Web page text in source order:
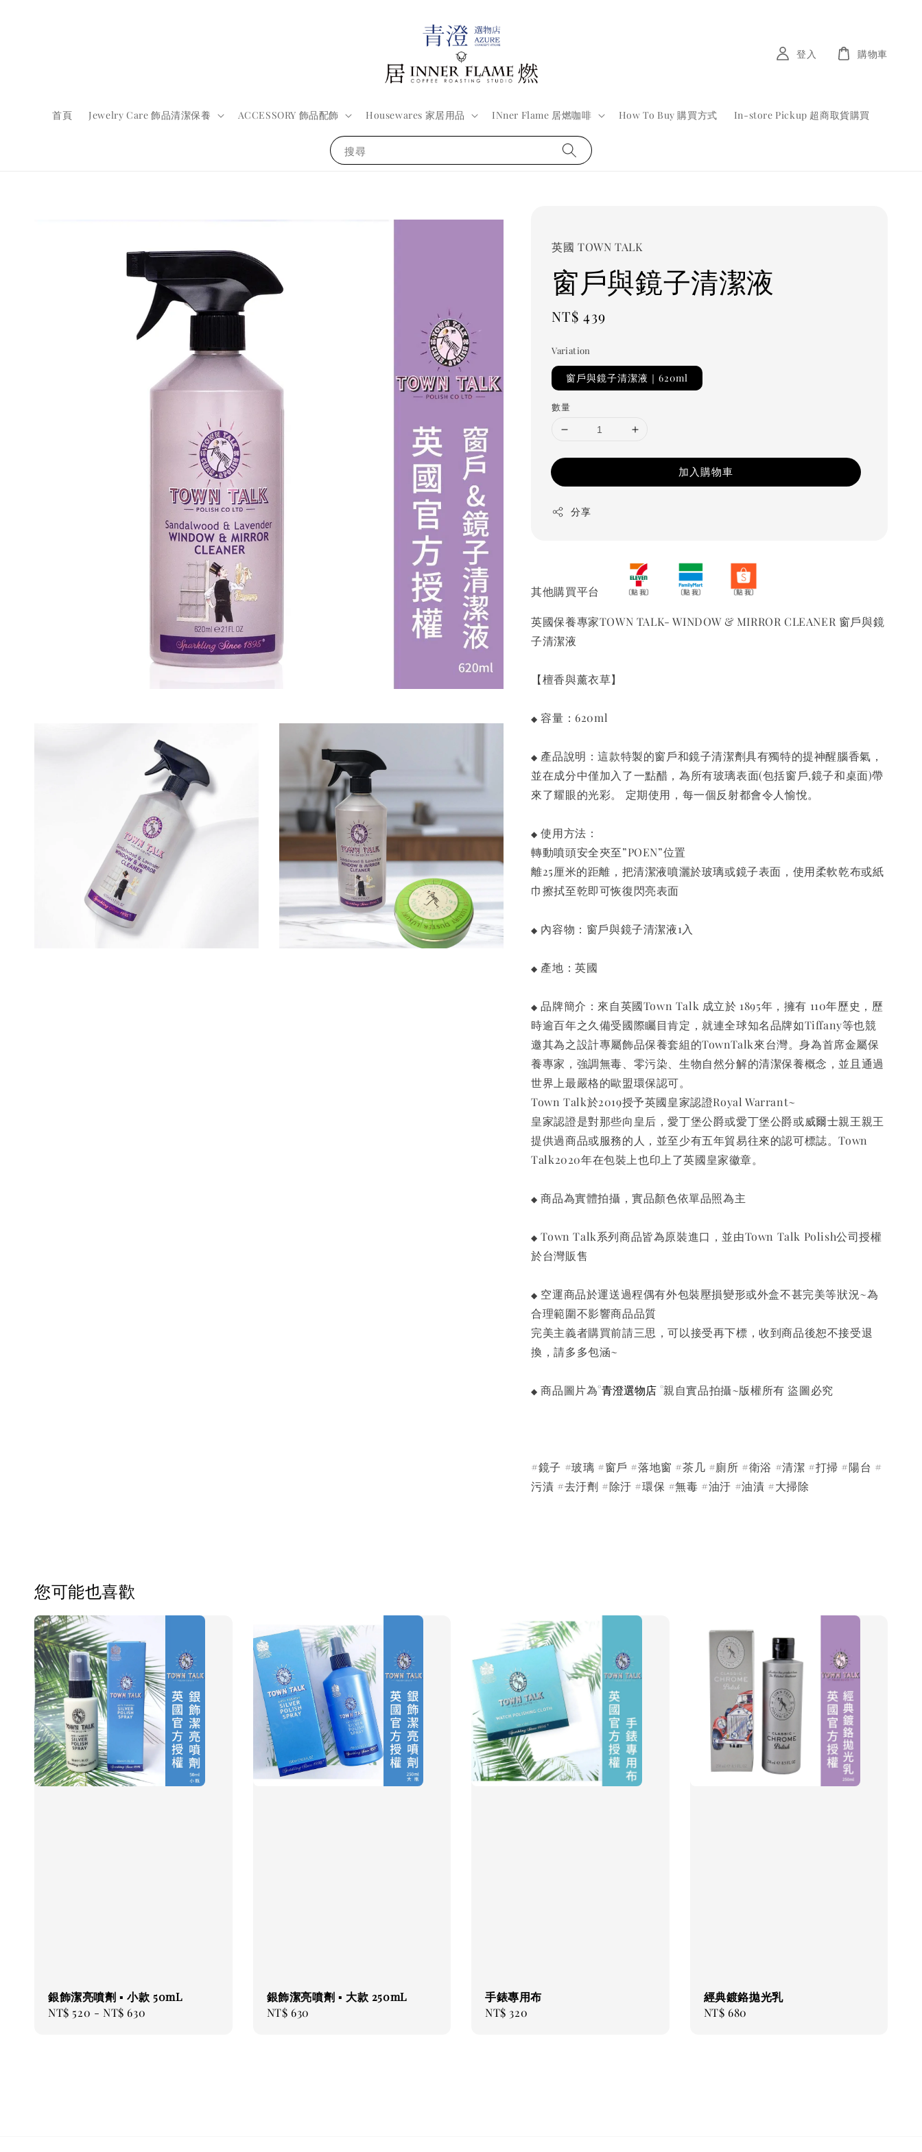
搜尋
首頁 Jewelry Care 飾品清潔保養 ACCESSORY 飾品配飾 Housewares 家居用品 INner Flame 居燃咖啡 How To Buy 購買方式 In-store Pickup 超商取貨購買
登入 購物車
英國 TOWN TALK
窗戶與鏡子清潔液
Regular
NT$ 439
Variation
窗戶與鏡子清潔液｜620ml
數量
加入購物車
分享
其他購買平台
英國保養專家TOWN TALK- WINDOW & MIRROR CLEANER 窗戶與鏡
子清潔液
【檀香與薰衣草】
◆ 容量：620ml
◆ 產品說明：這款特製的窗戶和鏡子清潔劑具有獨特的提神醒腦香氣，
並在成分中僅加入了一點醋，為所有玻璃表面(包括窗戶,鏡子和桌面)帶
來了耀眼的光彩。 定期使用，每一個反射都會令人愉悅。
◆ 使用方法：
轉動噴頭安全夾至”POEN”位置
離25厘米的距離，把清潔液噴灑於玻璃或鏡子表面，使用柔軟乾布或紙
巾擦拭至乾即可恢復閃亮表面
◆ 內容物：窗戶與鏡子清潔液1入
◆ 產地：英國
◆ 品牌簡介：來自英國Town Talk 成立於 1895年，擁有 110年歷史，歷
時逾百年之久備受國際矚目肯定，就連全球知名品牌如Tiffany等也競
邀其為之設計專屬飾品保養套組的TownTalk來台灣。身為首席金屬保
養專家，強調無毒、零污染、生物自然分解的清潔保養概念，並且通過
世界上最嚴格的歐盟環保認可。
Town Talk於2019授予英國皇家認證Royal Warrant~
皇家認證是對那些向皇后，愛丁堡公爵或愛丁堡公爵或威爾士親王親王
提供過商品或服務的人，並至少有五年貿易往來的認可標誌。Town
Talk2020年在包裝上也印上了英國皇家徽章。
◆ 商品為實體拍攝，實品顏色依單品照為主
◆ Town Talk系列商品皆為原裝進口，並由Town Talk Polish公司授權
於台灣販售
◆ 空運商品於運送過程偶有外包裝壓損變形或外盒不甚完美等狀況~為
合理範圍不影響商品品質
完美主義者購買前請三思，可以接受再下標，收到商品後恕不接受退
換，請多多包涵~
◆ 商品圖片為°青澄選物店 °親自實品拍攝~版權所有 盜圖必究
#鏡子 #玻璃 #窗戶 #落地窗 #茶几 #廁所 #衛浴 #清潔 #打掃 #陽台 #
污漬 #去汙劑 #除汙 #環保 #無毒 #油汙 #油漬 #大掃除
您可能也喜歡
銀飾潔亮噴劑 ▪ 小款 50mL
Regular
NT$ 520 -NT$ 630
銀飾潔亮噴劑 ▪ 大款 250mL
Regular
NT$ 630
手錶專用布
Regular
NT$ 320
經典鍍鉻拋光乳
Regular
NT$ 680